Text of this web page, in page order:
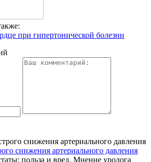
при гипертонической болезни
снижения артериального давления